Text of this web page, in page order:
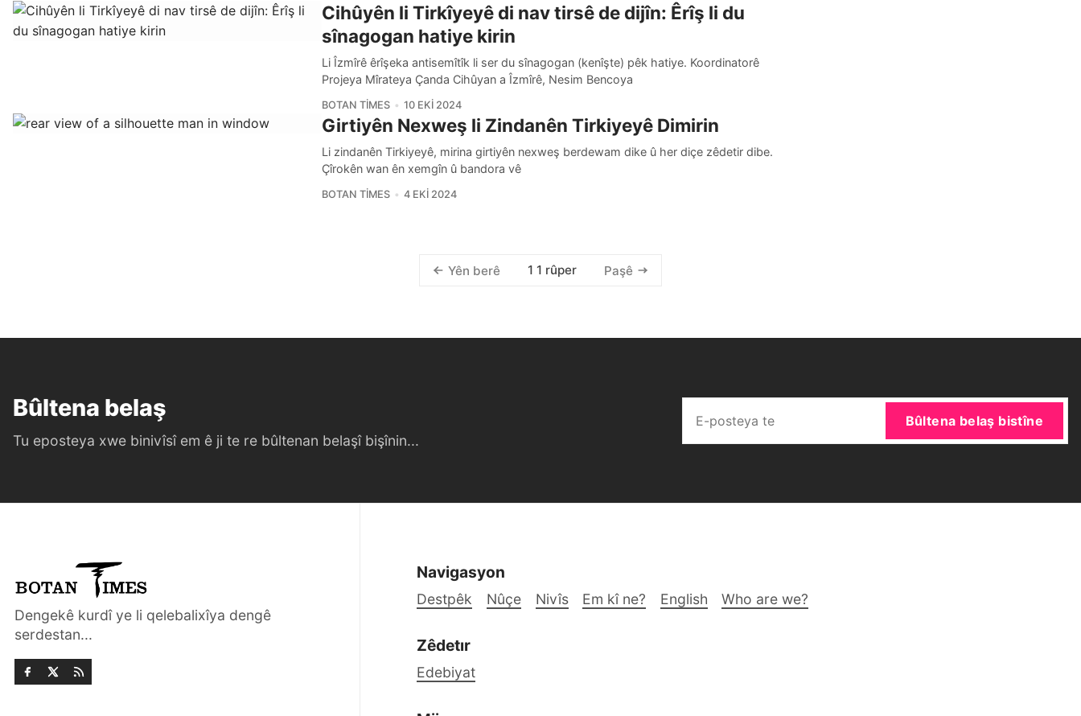
Cihûyên li Tirkîyeyê di nav tirsê de dijîn: Êrîş li du
sînagogan hatiye kirin
Li Îzmîrê êrîşeka antisemîtîk li ser du sînagogan (kenîşte) pêk hatiye. Koordinatorê
Projeya Mîrateya Çanda Cihûyan a Îzmîrê, Nesim Bencoya
BOTAN TIMES 10 EKI 2024
Girtiyên Nexweş li Zindanên Tirkiyeyê Dimirin
Li zindanên Tirkiyeyê, mirina girtiyên nexweş berdewam dike û her diçe zêdetir dibe.
Çîrokên wan ên xemgîn û bandora vê
BOTAN TIMES 4 EKI 2024
Yên berê 1 1 rûper Paşê
Bûltena belaş
Tu eposteya xwe binivîsî em ê ji te re bûltenan belaşî bişînin...
Bûltena belaş bistîne
Dengekê kurdî ye li qelebalixîya dengê
serdestan...
Navigasyon
Destpêk Nûçe Nivîs Em kî ne? English Who are we?
Zêdetır
Edebiyat